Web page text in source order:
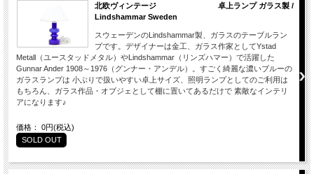
北欧ヴィンテージ 卓上ランプ ガラス製 /
Lindshammar Sweden
スウェーデンのLindshammar製、ガラスのテーブルラン
プです。デザイナーは金工、ガラス作家としてYstad
Metall（ユースタッドメタル）やLindshammar（リンズハマー）で活躍した
Gunnar Ander 1908～1976（グンナー・アンデル）。すごく綺麗な濃いブルーの
ガラスランプは 小ぶりで扱いやすい卓上サイズ、照明ランプとしてのご利用は
もちろん、ガラス作品・オブジェとして棚に置いてあるだけで 素敵なインテリ
アになります♪
価格： 0円(税込)
SOLD OUT